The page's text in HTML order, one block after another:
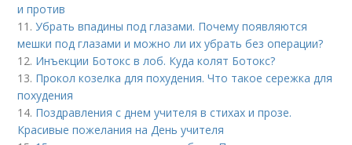
и против
11.Убрать впадины под глазами. Почему появляются
мешки под глазами и можно ли их убрать без операции?
12. Инъекции Ботокс в лоб. Куда колят Ботокс?
13. Прокол козелка для похудения. Что такое сережка для
похудения
14. Поздравления с днем учителя в стихах и прозе.
Красивые пожелания на День учителя